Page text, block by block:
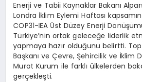
Enerji ve Tabii Kaynaklar Bakanı
Londra İklim Eylemi Haftası
COP31-IEA Üst Düzey Enerji
Türkiye’nin ortak geleceğe liderlik
yapmaya hazır olduğunu belirtti.
Başkanı ve Çevre, Şehircilik ve İklim
Murat Kurum ile farklı ülkelerden
gerçekleşti.